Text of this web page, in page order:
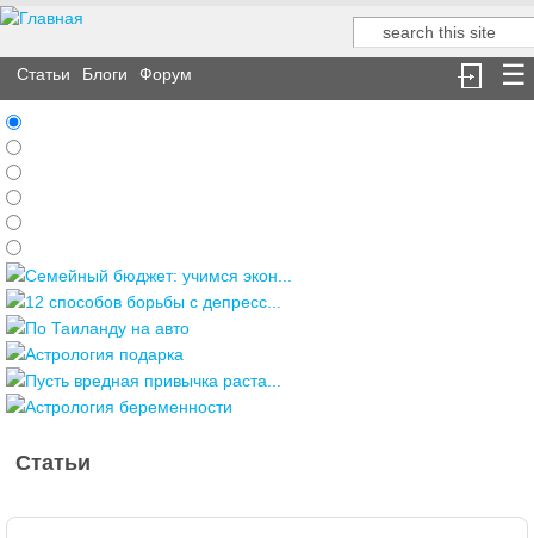
Форма поиска
Поиск
Статьи Блоги Форум
Семейный бюджет: учимся экон...
12 способов борьбы с депресс...
По Таиланду на авто
Астрология подарка
Пусть вредная привычка раста...
Астрология беременности
Статьи